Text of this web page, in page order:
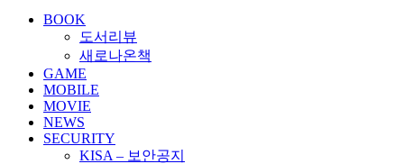
BOOK
도서리뷰
새로나온책
GAME
MOBILE
MOVIE
NEWS
SECURITY
KISA – 보안공지